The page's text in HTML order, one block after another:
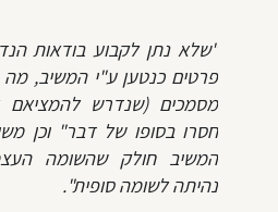
"שלא נתן לקבוע בודאות
פרטים כנטען ע"י המשיב,
מסמכים (שנדרש להמציאם
חסרו בסופו של דבר" וכן
המשיב חולק שהשומה
נהיתה לשומה סופית".